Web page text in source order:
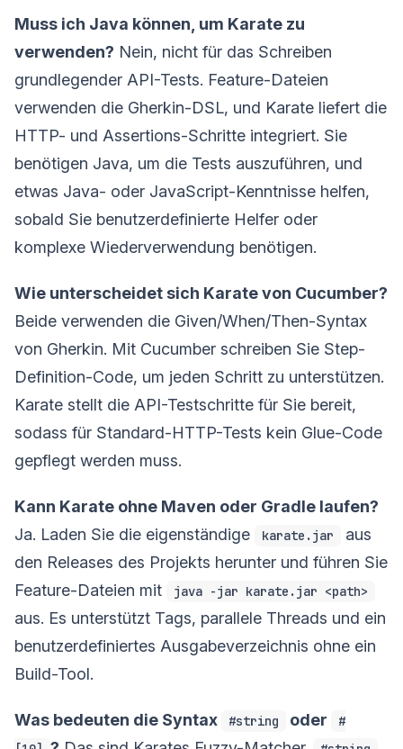
Muss ich Java können, um Karate zu
verwenden? Nein, nicht für das Schreiben
grundlegender API-Tests. Feature-Dateien
verwenden die Gherkin-DSL, und Karate liefert die
HTTP- und Assertions-Schritte integriert. Sie
benötigen Java, um die Tests auszuführen, und
etwas Java- oder JavaScript-Kenntnisse helfen,
sobald Sie benutzerdefinierte Helfer oder
komplexe Wiederverwendung benötigen.
Wie unterscheidet sich Karate von Cucumber?
Beide verwenden die Given/When/Then-Syntax
von Gherkin. Mit Cucumber schreiben Sie Step-
Definition-Code, um jeden Schritt zu unterstützen.
Karate stellt die API-Testschritte für Sie bereit,
sodass für Standard-HTTP-Tests kein Glue-Code
gepflegt werden muss.
Kann Karate ohne Maven oder Gradle laufen?
Ja. Laden Sie die eigenständige
karate.jar
aus
den Releases des Projekts herunter und führen Sie
Feature-Dateien mit
java -jar karate.jar <path>
aus. Es unterstützt Tags, parallele Threads und ein
benutzerdefiniertes Ausgabeverzeichnis ohne ein
Build-Tool.
Was bedeuten die Syntax #string oder
#